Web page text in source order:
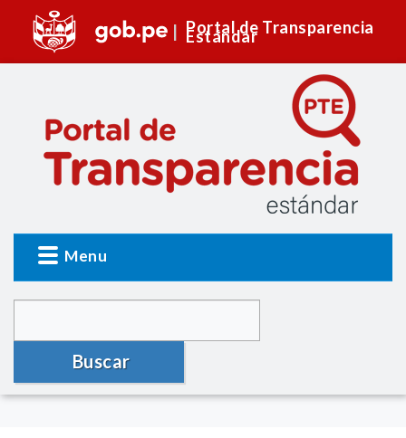
Portal de Transparencia
Estándar
Menu
Buscar